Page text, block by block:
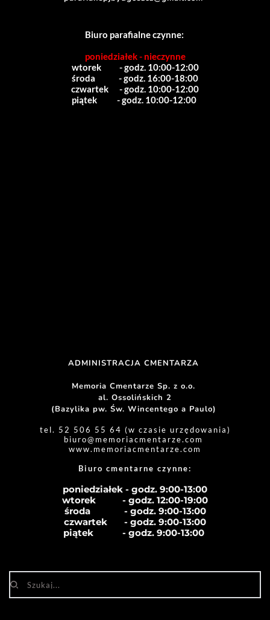
Biuro parafialne czynne:
poniedziałek - nieczynne
wtorek          - godz. 10:00-12:00
środa             - godz. 16:00-18:00
czwartek      - godz. 10:00-12:00
piątek           - godz. 10:00-12:00
ADMINISTRACJA CMENTARZA
Memoria Cmentarze Sp. z o.o.
al. Ossolińskich 2
(Bazylika pw. Św. Wincentego a Paulo)
tel. 52 506 55 64 (w czasie urzędowania)
biuro@memoriacmentarze.com
www.memoriacmentarze.com
Biuro cmentarne czynne:
poniedziałek - godz. 9:00-13:00
wtorek           - godz. 12:00-19:00
środa              - godz. 9:00-13:00
czwartek       - godz. 9:00-13:00
piątek            - godz. 9:00-13:00